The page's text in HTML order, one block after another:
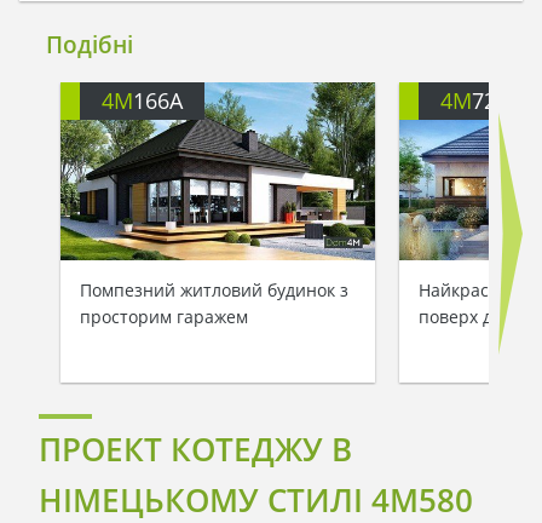
Подібні
4M166A
Помпезний житловий будинок з
просторим гаражем
4M722
поверх для
ПРОЕКТ КОТЕДЖУ В
НІМЕЦЬКОМУ СТИЛІ 4M580